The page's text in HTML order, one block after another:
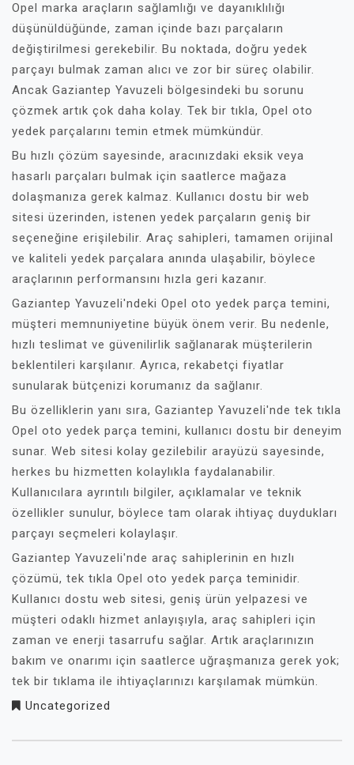
Opel marka araçların sağlamlığı ve dayanıklılığı
düşünüldüğünde, zaman içinde bazı parçaların
değiştirilmesi gerekebilir. Bu noktada, doğru yedek
parçayı bulmak zaman alıcı ve zor bir süreç olabilir.
Ancak Gaziantep Yavuzeli bölgesindeki bu sorunu
çözmek artık çok daha kolay. Tek bir tıkla, Opel oto
yedek parçalarını temin etmek mümkündür.
Bu hızlı çözüm sayesinde, aracınızdaki eksik veya
hasarlı parçaları bulmak için saatlerce mağaza
dolaşmanıza gerek kalmaz. Kullanıcı dostu bir web
sitesi üzerinden, istenen yedek parçaların geniş bir
seçeneğine erişilebilir. Araç sahipleri, tamamen orijinal
ve kaliteli yedek parçalara anında ulaşabilir, böylece
araçlarının performansını hızla geri kazanır.
Gaziantep Yavuzeli'ndeki Opel oto yedek parça temini,
müşteri memnuniyetine büyük önem verir. Bu nedenle,
hızlı teslimat ve güvenilirlik sağlanarak müşterilerin
beklentileri karşılanır. Ayrıca, rekabetçi fiyatlar
sunularak bütçenizi korumanız da sağlanır.
Bu özelliklerin yanı sıra, Gaziantep Yavuzeli'nde tek tıkla
Opel oto yedek parça temini, kullanıcı dostu bir deneyim
sunar. Web sitesi kolay gezilebilir arayüzü sayesinde,
herkes bu hizmetten kolaylıkla faydalanabilir.
Kullanıcılara ayrıntılı bilgiler, açıklamalar ve teknik
özellikler sunulur, böylece tam olarak ihtiyaç duydukları
parçayı seçmeleri kolaylaşır.
Gaziantep Yavuzeli'nde araç sahiplerinin en hızlı
çözümü, tek tıkla Opel oto yedek parça teminidir.
Kullanıcı dostu web sitesi, geniş ürün yelpazesi ve
müşteri odaklı hizmet anlayışıyla, araç sahipleri için
zaman ve enerji tasarrufu sağlar. Artık araçlarınızın
bakım ve onarımı için saatlerce uğraşmanıza gerek yok;
tek bir tıklama ile ihtiyaçlarınızı karşılamak mümkün.
Uncategorized